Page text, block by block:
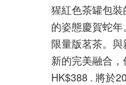
猩紅色茶罐包
的姿態慶賀蛇
限量版茗茶。
新的完美融合，
HK$388 . 將於